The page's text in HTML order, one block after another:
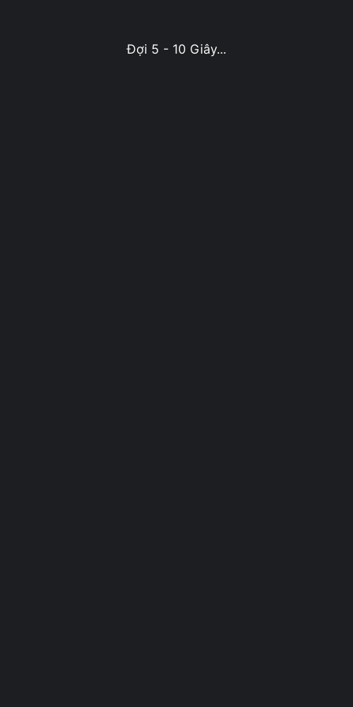
Đợi 5 - 10 Giây...